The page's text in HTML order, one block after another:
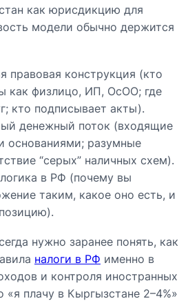
как юрисдикцию для
модели обычно держится
правовая конструкция (кто
как физлицо, ИП, ОсОО; где
кто подписывает акты).
денежный поток (входящие
основаниями; разумные
“серых” наличных схем).
в РФ (почему вы
таким, какое оно есть, и
нужно заранее понять, как
налоги в РФ именно в
и контроля иностранных
«я плачу в Кыргызстане 2–4%»